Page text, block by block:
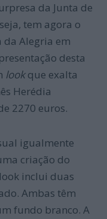
da Junta de
tem agora o
da Alegria em
desta
lookque exalta
Herédia
2270 euros.
igualmente
criação do
inclui duas
Ambas têm
fundo branco. A